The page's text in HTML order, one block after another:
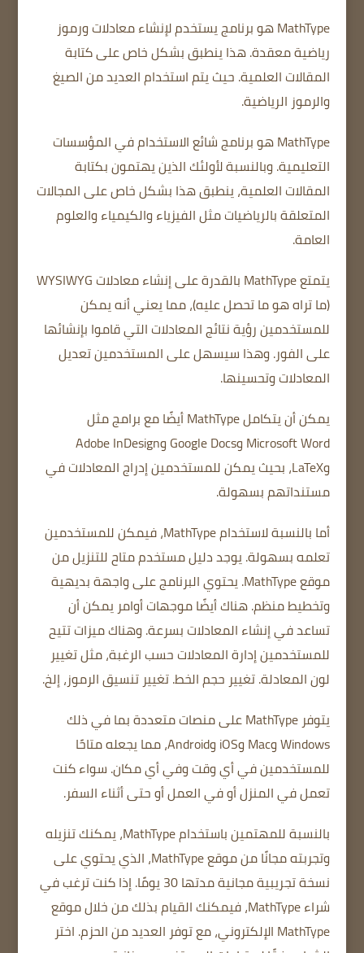
MathType هو برنامج يستخدم لإنشاء معادلات ورموز
رياضية معقدة.هذا ينطبق بشكل خاص على كتابة
المقالات العلمية. حيث يتم استخدام العديد من الصيغ
والرموز الرياضية.
MathType هو برنامج شائع الاستخدام في المؤسسات
التعليمية. وبالنسبة لأولئك الذين يهتمون بكتابة
المقالات العلمية،ينطبق هذا بشكل خاص على المجالات
المتعلقة بالرياضيات مثل الفيزياء والكيمياء والعلوم
العامة.
يتمتع MathType بالقدرة على إنشاء معادلات WYSIWYG
(ما تراه هو ما تحصل عليه)، مما يعني أنه يمكن
للمستخدمين رؤية نتائج المعادلات التي قاموا بإنشائها
على الفور. وهذا سيسهل على المستخدمين تعديل
المعادلات وتحسينها.
يمكن أن يتكامل MathType أيضًا مع برامج مثل
Microsoft Word وGoogle Docs وAdobe InDesign
وLaTeX، بحيث يمكن للمستخدمين إدراج المعادلات في
مستنداتهم بسهولة.
أما بالنسبة لاستخدام MathType، فيمكن للمستخدمين
تعلمه بسهولة.يوجد دليل مستخدم متاح للتنزيل من
موقع MathType.
يحتوي البرنامج على واجهة بديهية
وتخطيط منظم.هناك أيضًا موجهات أوامر يمكن أن
تساعد في إنشاء المعادلات بسرعة. وهناك ميزات تتيح
للمستخدمين إدارة المعادلات حسب الرغبة، مثل تغيير
لون المعادلة.تغيير حجم الخط.تغيير تنسيق الرموز، إلخ.
يتوفر MathType على منصات متعددة بما في ذلك
Windows وMac وiOS وAndroid، مما يجعله متاحًا
للمستخدمين في أي وقت وفي أي مكان. سواء كنت
تعمل في المنزل أو في العمل أو حتى أثناء السفر.
بالنسبة للمهتمين باستخدام MathType، يمكنك تنزيله
وتجربته مجانًا من موقع MathType، الذي يحتوي على
نسخة تجريبية مجانية مدتها 30 يومًا.
إذا كنت ترغب في
شراء MathType، فيمكنك القيام بذلك من خلال موقع
MathType الإلكتروني، مع توفر العديد من الحزم.
اختر